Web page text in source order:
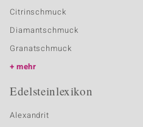
Citrinschmuck
Diamantschmuck
Granatschmuck
mehr
Edelsteinlexikon
Alexandrit